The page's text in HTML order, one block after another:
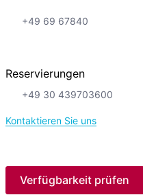
+49 69 67840
Reservierungen
+49 30 439703600
Kontaktieren Sie uns
Verfügbarkeit prüfen